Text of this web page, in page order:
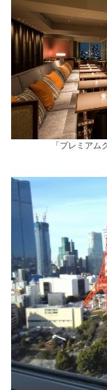
「プレミア